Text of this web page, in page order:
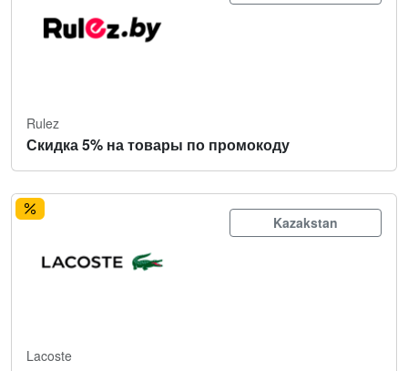
Rulez
Скидка 5% на товары по промокоду
Kazakstan
Lacoste